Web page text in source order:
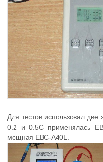
Для тестов использовал две
0.2 и 0.5С применялась
мощная EBC-A40L.